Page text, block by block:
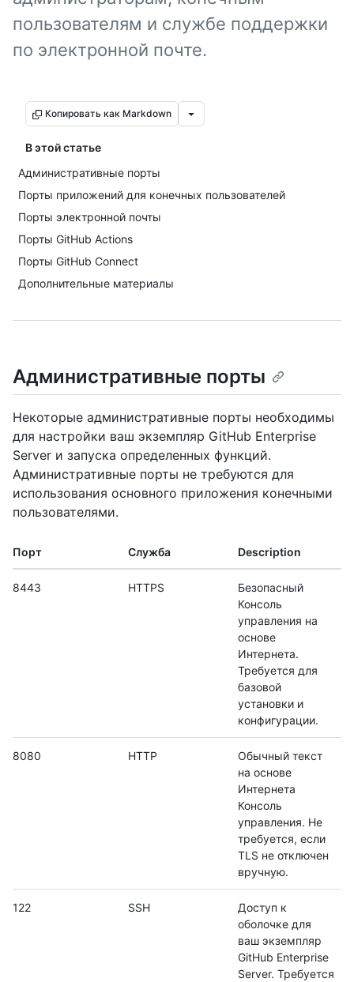
пользователям и службе поддержки
по электронной почте.
Копировать как Markdown
В этой статье
Административные порты
Порты приложений для конечных пользователей
Порты электронной почты
Порты GitHub Actions
Порты GitHub Connect
Дополнительные материалы
Административные порты
Некоторые административные порты необходимы
для настройки ваш экземпляр GitHub Enterprise
Server и запуска определенных функций.
Административные порты не требуются для
использования основного приложения конечными
пользователями.
Порт Служба Description
8443 HTTPS
Безопасный
Консоль
управления на
основе
Интернета.
Требуется для
базовой
установки и
конфигурации.
8080 HTTP
Обычный текст
на основе
Интернета
Консоль
управления. Не
требуется, если
TLS не отключен
вручную.
122 SSH
Доступ к
оболочке для
ваш экземпляр
GitHub Enterprise
Server. Требуется